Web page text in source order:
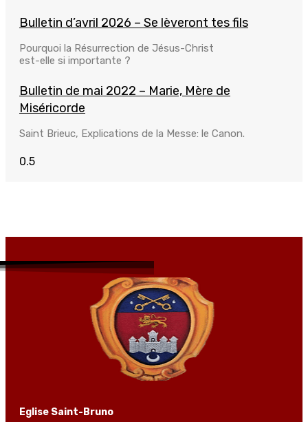
Bulletin d’avril 2026 – Se lèveront tes fils
Pourquoi la Résurrection de Jésus-Christ
est-elle si importante ?
Bulletin de mai 2022 – Marie, Mère de
Miséricorde
Saint Brieuc, Explications de la Messe: le Canon.
Eglise Saint-Bruno